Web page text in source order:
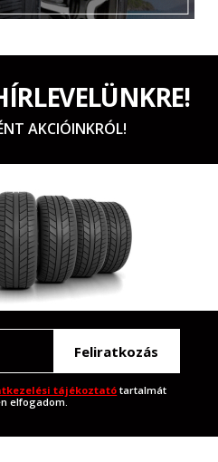
AKCIÓINKRÓL!
Feliratkozás
tájékoztatótartalmát
elfogadom.